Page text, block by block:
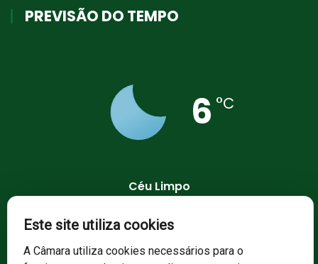
PREVISÃO DO TEMPO
6 °C
Céu Limpo
94 % 1019 mb
Este site utiliza cookies
A Câmara utiliza cookies necessários para o